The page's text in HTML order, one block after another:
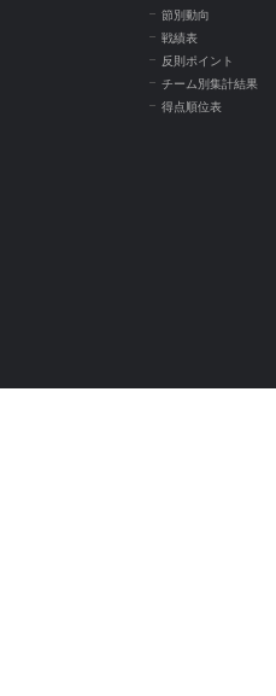
節別動向
戦績表
反則ポイント
チーム別集計結果
得点順位表